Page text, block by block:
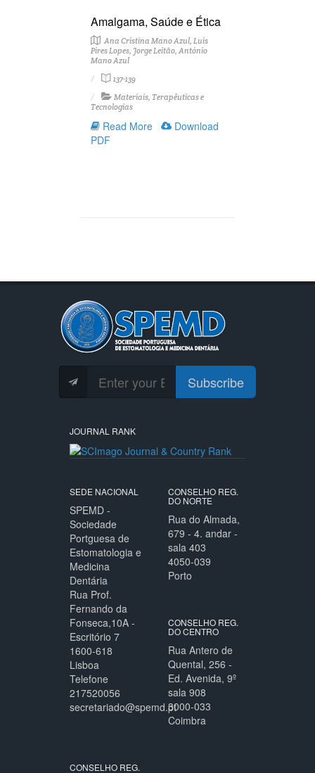
Amalgama, Saúde e Ética
Ana Cristina Mano Azul, Luis
Pires Lopes, Jorge Leitão, António
Mano Azul
137-139
Materiais, Terapêuticas e
Tecnologias
Read More
Download
PDF
Subscribe
JOURNAL RANK
SEDE NACIONAL
SPEMD -
Sociedade
Portguesa de
Estomatologia e
Medicina
Dentária
Rua Prof.
Fernando da
Fonseca,10A -
Escritório 7
1600-618
Lisboa
Telefone
217520056
secretariado@spemd.pt
CONSELHO REG.
DO NORTE
Rua do Almada,
679 - 4. andar -
sala 403
4050-039
Porto
CONSELHO REG.
DO CENTRO
Rua Antero de
Quental, 256 -
Ed. Avenida, 9º
sala 908
3000-033
Coimbra
CONSELHO REG.